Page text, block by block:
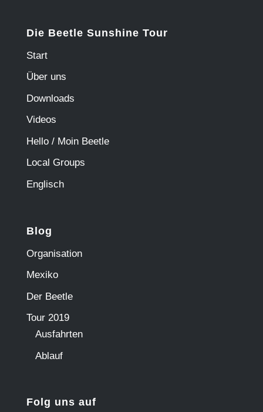
Die Beetle Sunshine Tour
Start
Über uns
Downloads
Videos
Hello / Moin Beetle
Local Groups
Englisch
Blog
Organisation
Mexiko
Der Beetle
Tour 2019
Ausfahrten
Ablauf
Folg uns auf